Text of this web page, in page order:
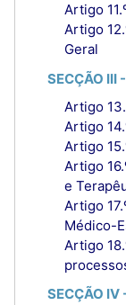
Artigo
Artigo
Geral
SECÇÃO III
Artigo
Artigo
Artigo
Artigo
e
Artigo
Médico-
Artigo
SECÇÃO IV